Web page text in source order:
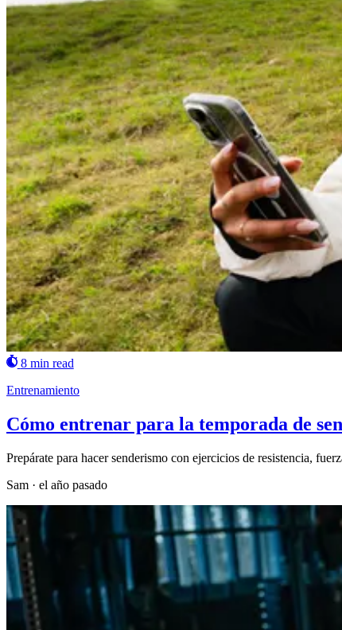
8 min read
Entrenamiento
Cómo entrenar para la temporada de
Prepárate para hacer senderismo con ejercicios de resistencia,
Sam · el año pasado